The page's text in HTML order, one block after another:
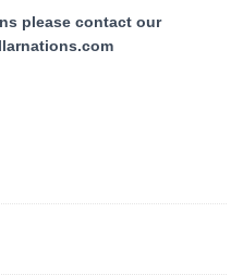
please contact our